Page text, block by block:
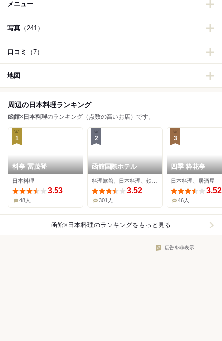
メニュー
写真 （241）
口コミ （7）
地図
周辺の日本料理ランキング
函館× 日本料理のランキング（点数の高いお店）です。
1
料亭 冨茂登
日本料理
3.53
48人
2
函館国際ホテル
3.52
301人
3
四季 粋花亭
日本料理、居酒屋
3.52
46人
函館×日本料理のランキングをもっと見る
広告を非表示